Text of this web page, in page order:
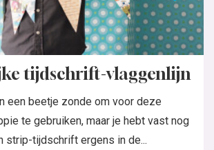
tijdschrift-vlaggenlijn
een beetje zonde om voor deze
te gebruiken, maar je hebt vast nog
strip-tijdschrift ergens in de...